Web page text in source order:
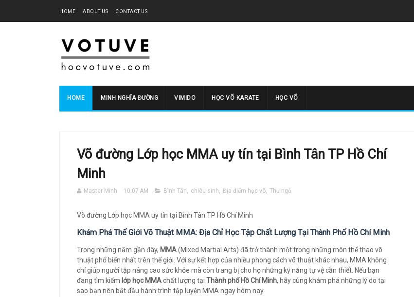
HOME ABOUT US CONTACT US
HOME MINH NGHĨA ĐƯỜNG VIMIDO HỌC VÕ KARATE HỌC VÕ
Võ đường Lớp học MMA uy tín tại Bình Tân TP Hồ Chí
Minh
Master Minh 10:07 AM Bình Tân, chiêu sinh, Địa điểm học võ, Thư ngỏ
Võ đường Lớp học MMA uy tín tại Bình Tân TP Hồ Chí Minh
Khám Phá Thế Giới Võ Thuật MMA: Địa Chỉ Học Tập Chất Lượng Tại Thành Phố Hồ Chí Minh
Trong những năm gần đây, MMA(Mixed Martial Arts) đã trở thành một trong những môn thể thao võ
thuật phổ biến nhất trên thế giới. Với sự kết hợp của nhiều phong cách võ thuật khác nhau, MMA không
chỉ giúp người tập nâng cao sức khỏe mà còn trang bị cho họ những kỹ năng tự vệ cần thiết. Nếu bạn
đang tìm kiếm lớp học MMAchất lượng tại Thành phố Hồ Chí Minh, hãy cùng khám phá những lý do tại
sao bạn nên bắt đầu hành trình tập luyện MMA ngay hôm nay.